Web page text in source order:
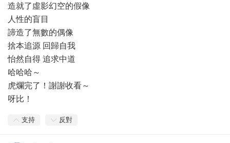
造就了虛影幻空的假像
人性的盲目
諦造了無數的偶像
捨本追源 回歸自我
怡然自得 追求中道
哈哈哈～
虎爛完了！謝謝收看～
呀比！
支持 反對